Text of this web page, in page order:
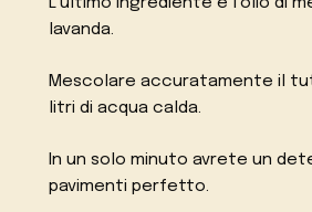
L’ultimo ingrediente è l’olio di
lavanda.
Mescolare accuratamente il
litri di acqua calda.
In un solo minuto avrete un
pavimenti perfetto.